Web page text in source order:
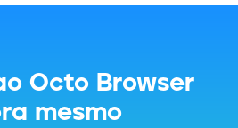
Octo Browser
mesmo